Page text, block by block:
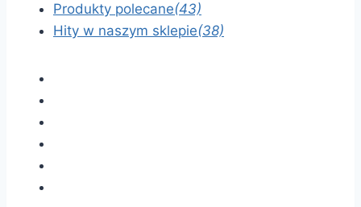
Produkty polecane(43)
Hity w naszym sklepie(38)